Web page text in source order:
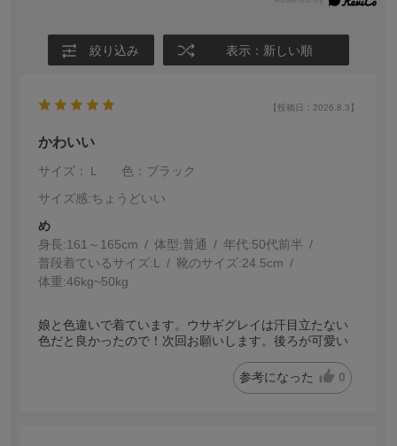
絞り込み 表示：新しい順
【投稿日：2026.8.3】
かわいい
サイズ：Ｌ
色：ブラック
サイズ感:ちょうどいい
め
身長:161～165cm 体型:普通 年代:50代前半
普段着ているサイズ:L 靴のサイズ:24.5cm
体重:46kg~50kg
娘と色違いで着ています。ウサギグレイは汗目立たない
色だと良かったので！次回お願いします。後ろが可愛い
参考になった 0